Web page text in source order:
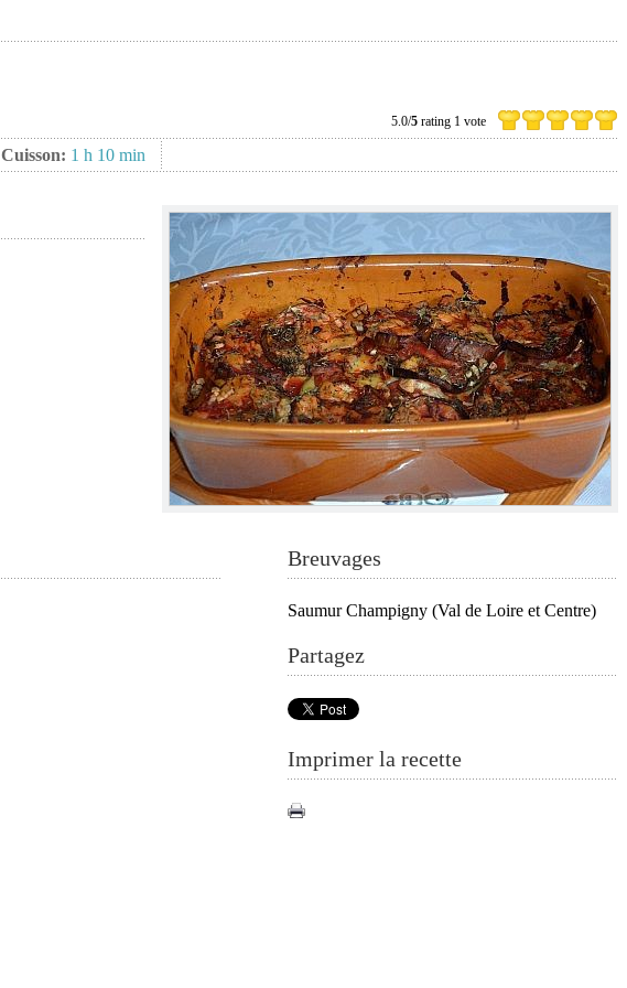
5.0/5 rating 1 vote
Cuisson: 1 h 10 min
Breuvages
Saumur Champigny (Val de Loire et Centre)
Partagez
Imprimer la recette